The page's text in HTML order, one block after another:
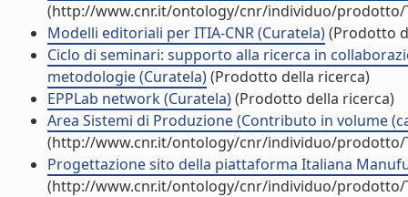
(http://www.cnr.it/ontology/cnr/individuo/prodotto/
Modelli editoriali per ITIA-CNR (Curatela)(Prodotto
Ciclo di seminari: supporto alla ricerca in
metodologie (Curatela)(Prodotto della ricerca)
EPPLab network (Curatela)(Prodotto della ricerca)
Area Sistemi di Produzione (Contributo in volume
(http://www.cnr.it/ontology/cnr/individuo/prodotto/
Progettazione sito della piattaforma Italiana
(http://www.cnr.it/ontology/cnr/individuo/prodotto/